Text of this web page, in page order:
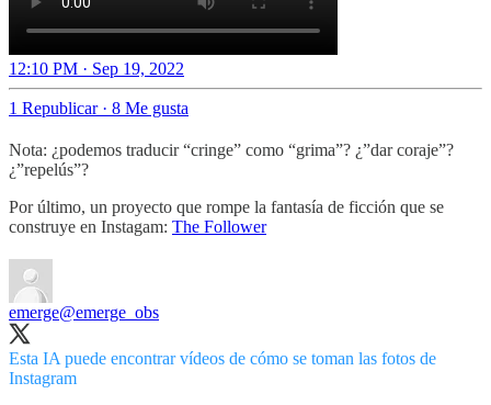
12:10 PM · Sep 19, 2022
1 Republicar· 8 Me gusta
Nota: ¿podemos traducir “cringe” como “grima”? ¿”dar coraje”?
¿”repelús”?
Por último, un proyecto que rompe la fantasía de ficción que se
construye en Instagam: The Follower
emerge@emerge_obs
Esta IA puede encontrar vídeos de cómo se toman las fotos de
Instagram